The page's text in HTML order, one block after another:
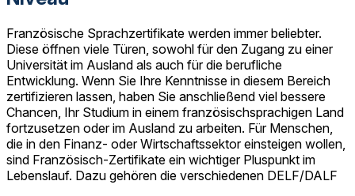
Französische Sprachzertifikate werden immer beliebter.
Diese öffnen viele Türen, sowohl für den Zugang zu einer
Universität im Ausland als auch für die berufliche
Entwicklung. Wenn Sie Ihre Kenntnisse in diesem Bereich
zertifizieren lassen, haben Sie anschließend viel bessere
Chancen, Ihr Studium in einem französischsprachigen Land
fortzusetzen oder im Ausland zu arbeiten. Für Menschen,
die in den Finanz- oder Wirtschaftssektor einsteigen wollen,
sind Französisch-Zertifikate ein wichtiger Pluspunkt im
Lebenslauf. Dazu gehören die verschiedenen DELF/DALF